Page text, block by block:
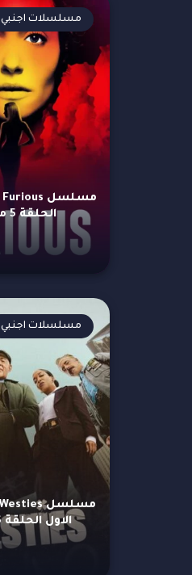
الحلقة 5 مترجمة
مسلسلات اجنبي
الاول الحلقة 6 مترجمة
مسلسلات اجنبي